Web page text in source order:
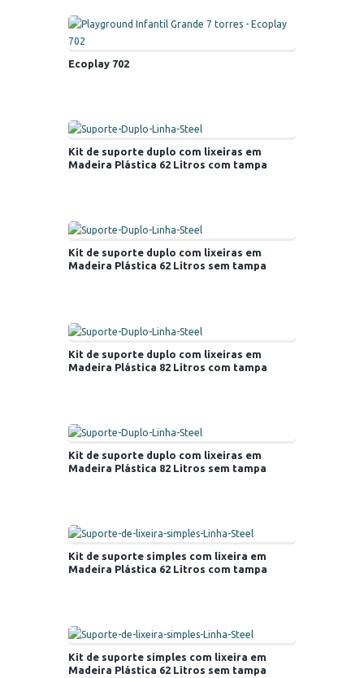
Ecoplay 702
Kit de suporte duplo com lixeiras em
Madeira Plástica 62 Litros com tampa
Kit de suporte duplo com lixeiras em
Madeira Plástica 62 Litros sem tampa
Kit de suporte duplo com lixeiras em
Madeira Plástica 82 Litros com tampa
Kit de suporte duplo com lixeiras em
Madeira Plástica 82 Litros sem tampa
Kit de suporte simples com lixeira em
Madeira Plástica 62 Litros com tampa
Kit de suporte simples com lixeira em
Madeira Plástica 62 Litros sem tampa